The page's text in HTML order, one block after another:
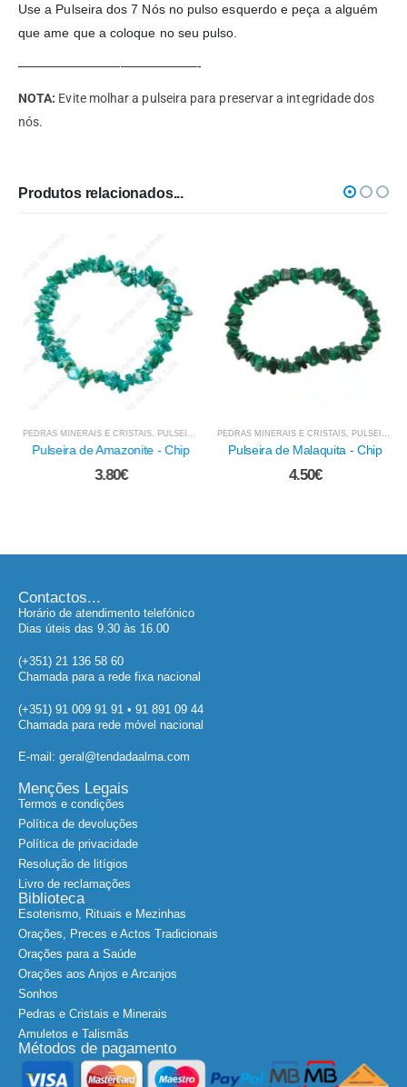
Use a Pulseira dos 7 Nós no pulso esquerdo e peça a alguém
que ame que a coloque no seu pulso.
——————————————-
NOTA: Evite molhar a pulseira para preservar a integridade dos
nós.
Produtos relacionados...
PEDRAS MINERAIS E CRISTAIS , PULSEIRAS EM PEDRA E OUTRAS
Pulseira de Amazonite - Chip
3.80€
PEDRAS MINERAIS E CRISTAIS, PULSEIRAS EM PEDRA E OUTRAS
Pulseira de Malaquita - Chip
4.50€
Contactos...
Horário de atendimento telefónico
Dias úteis das 9.30 às 16.00
(+351) 21 136 58 60
Chamada para a rede fixa nacional
(+351) 91 009 91 91 • 91 891 09 44
Chamada para rede móvel nacional
E-mail: geral@tendadaalma.com
Menções Legais
Termos e condições
Política de devoluções
Política de privacidade
Resolução de litígios
Livro de reclamações
Biblioteca
Esoterismo, Rituais e Mezinhas
Orações, Preces e Actos Tradicionais
Orações para a Saúde
Orações aos Anjos e Arcanjos
Sonhos
Pedras e Cristais e Minerais
Amuletos e Talismãs
Métodos de pagamento